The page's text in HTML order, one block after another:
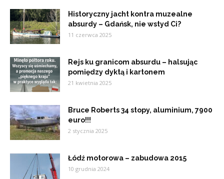
Historyczny jacht kontra muzealne
absurdy – Gdańsk, nie wstyd Ci?
11 czerwca 2025
Rejs ku granicom absurdu – halsując
pomiędzy dyktą i kartonem
21 kwietnia 2025
Bruce Roberts 34 stopy, aluminium, 7900
euro!!!
2 stycznia 2025
Łódź motorowa – zabudowa 2015
10 grudnia 2024